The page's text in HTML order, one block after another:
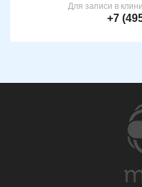
Для записи в
+7